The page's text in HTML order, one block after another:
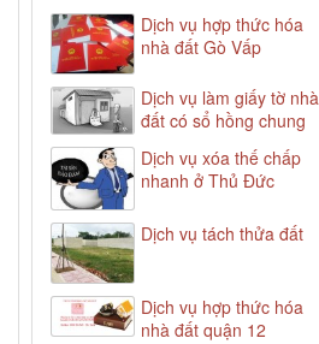
Dịch vụ hợp thức hóa
nhà đất Gò Vấp
Dịch vụ làm giấy tờ nhà
đất có sổ hồng chung
Dịch vụ xóa thế chấp
nhanh ở Thủ Đức
Dịch vụ tách thửa đất
Dịch vụ hợp thức hóa
nhà đất quận 12